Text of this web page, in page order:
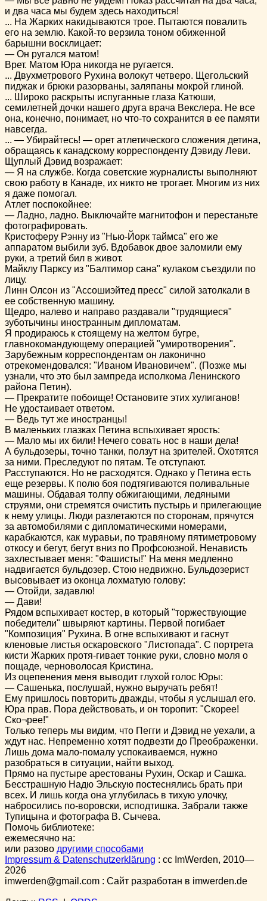
и два часа мы будем здесь находиться!
... На Жарких накидываются трое. Пытаются повалить
его на землю. Какой-то верзила тоном обиженной
барышни восклицает:
— Он ругался матом!
Врет. Матом Юра никогда не ругается.
... Двухметрового Рухина волокут четверо. Щегольский
пиджак и брюки разорваны, заляпаны мокрой глиной.
... Широко раскрыты испуганные глаза Катюши,
семилетней дочки нашего друга врача Векслера. Не все
она, конечно, понимает, но что-то сохранится в ее памяти
навсегда.
... — Убирайтесь! — орет атлетического сложения детина,
обращаясь к канадскому корреспонденту Дэвиду Леви.
Щуплый Дэвид возражает:
— Я на службе. Когда советские журналисты выполняют
свою работу в Канаде, их никто не трогает. Многим из них
я даже помогал.
Атлет поспокойнее:
— Ладно, ладно. Выключайте магнитофон и перестаньте
фотографировать.
Кристоферу Рэнну из "Нью-Йорк таймса" его же
аппаратом выбили зуб. Вдобавок двое заломили ему
руки, а третий бил в живот.
Майклу Парксу из "Балтимор сана" кулаком съездили по
лицу.
Линн Олсон из "Ассошиэйтед пресс" силой затолкали в
ее собственную машину.
Щедро, налево и направо раздавали "трудящиеся"
зуботычины иностранным дипломатам.
Я продираюсь к стоящему на желтом бугре,
главнокомандующему операцией "умиротворения".
Зарубежным корреспондентам он лаконично
отрекомендовался: "Иваном Ивановичем". (Позже мы
узнали, что это был зампреда исполкома Ленинского
района Петин).
— Прекратите побоище! Остановите этих хулиганов!
Не удостаивает ответом.
— Ведь тут же иностранцы!
В маленьких глазках Петина вспыхивает ярость:
— Мало мы их били! Нечего совать нос в наши дела!
А бульдозеры, точно танки, ползут на зрителей. Охотятся
за ними. Преследуют по пятам. Те отступают.
Расступаются. Но не расходятся. Однако у Петина есть
еще резервы. К полю боя подтягиваются поливальные
машины. Обдавая толпу обжигающими, ледяными
струями, они стремятся очистить пустырь и прилегающие
к нему улицы. Люди разлетаются по сторонам, прячутся
за автомобилями с дипломатическими номерами,
карабкаются, как муравьи, по травяному пятиметровому
откосу и бегут, бегут вниз по Профсоюзной. Ненависть
захлестывает меня: "Фашисты!" На меня медленно
надвигается бульдозер. Стою недвижно. Бульдозерист
высовывает из оконца лохматую голову:
— Отойди, задавлю!
— Дави!
Рядом вспыхивает костер, в который "торжествующие
победители" швыряют картины. Первой погибает
"Композиция" Рухина. В огне вспыхивают и гаснут
кленовые листья оскаровского "Листопада". С портрета
кисти Жарких протя-гивает тонкие руки, словно моля о
пощаде, черноволосая Кристина.
Из оцепенения меня выводит глухой голос Юры:
— Сашенька, послушай, нужно выручать ребят!
Ему пришлось повторить дважды, чтобы я услышал его.
Юра прав. Пора действовать, и он торопит: "Скорее!
Ско¬рее!"
Только теперь мы видим, что Пегги и Дэвид не уехали, а
ждут нас. Непременно хотят подвезти до Преображенки.
Лишь дома мало-помалу успокаиваемся, нужно
разобраться в ситуации, найти выход.
Прямо на пустыре арестованы Рухин, Оскар и Сашка.
Бесстрашную Надю Эльскую постеснялись брать при
всех. И лишь когда она углубилась в тихую улочку,
набросились по-воровски, исподтишка. Забрали также
Тупицына и фотографа В. Сычева.
Помочь библиотеке:
ежемесячно на:
или разово другими способами
Impressum & Datenschutzerklärung : cc ImWerden, 2010—
2026
imwerden@gmail.com : Сайт разработан в imwerden.de